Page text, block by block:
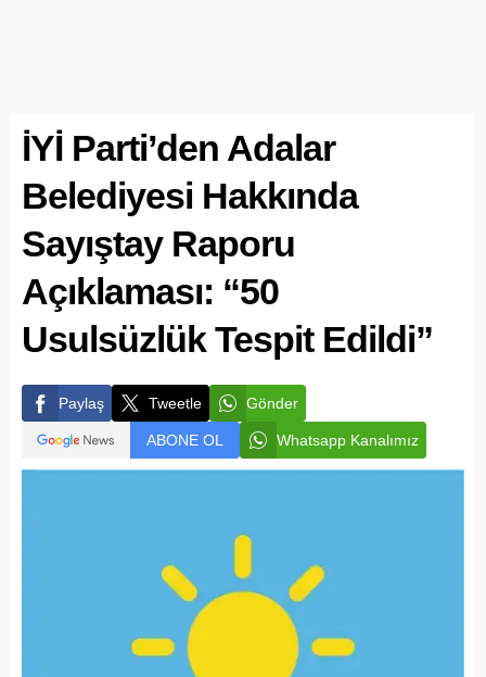
İYİ Parti’den Adalar
Belediyesi Hakkında
Sayıştay Raporu
Açıklaması: “50
Usulsüzlük Tespit Edildi”
Paylaş Tweetle Gönder
ABONE OL Whatsapp Kanalımız